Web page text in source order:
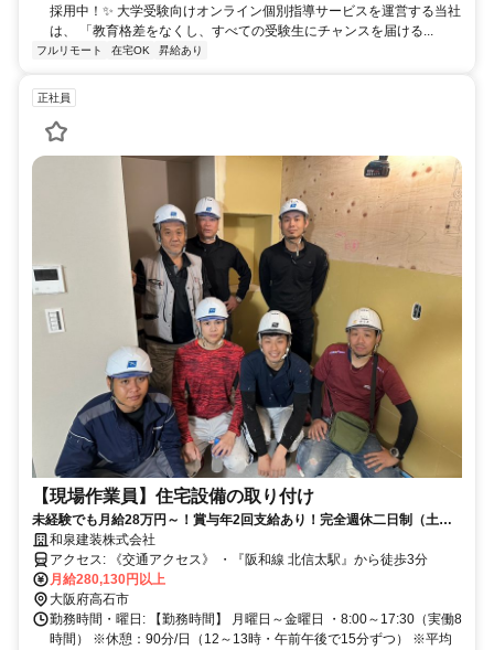
採用中！✨️ 大学受験向けオンライン個別指導サービスを運営する当社
は、 「教育格差をなくし、すべての受験生にチャンスを届ける...
フルリモート 在宅OK 昇給あり
正社員
【現場作業員】住宅設備の取り付け
未経験でも月給28万円～！賞与年2回支給あり！完全週休二日制（土・
日曜）！年間休日120日！
和泉建装株式会社
アクセス: 《交通アクセス》 ・『阪和線 北信太駅』から徒歩3分
月給280,130円以上
大阪府高石市
勤務時間・曜日: 【勤務時間】 月曜日～金曜日 ・8:00～17:30（実働8
時間） ※休憩：90分/日（12～13時・午前午後で15分ずつ） ※平均